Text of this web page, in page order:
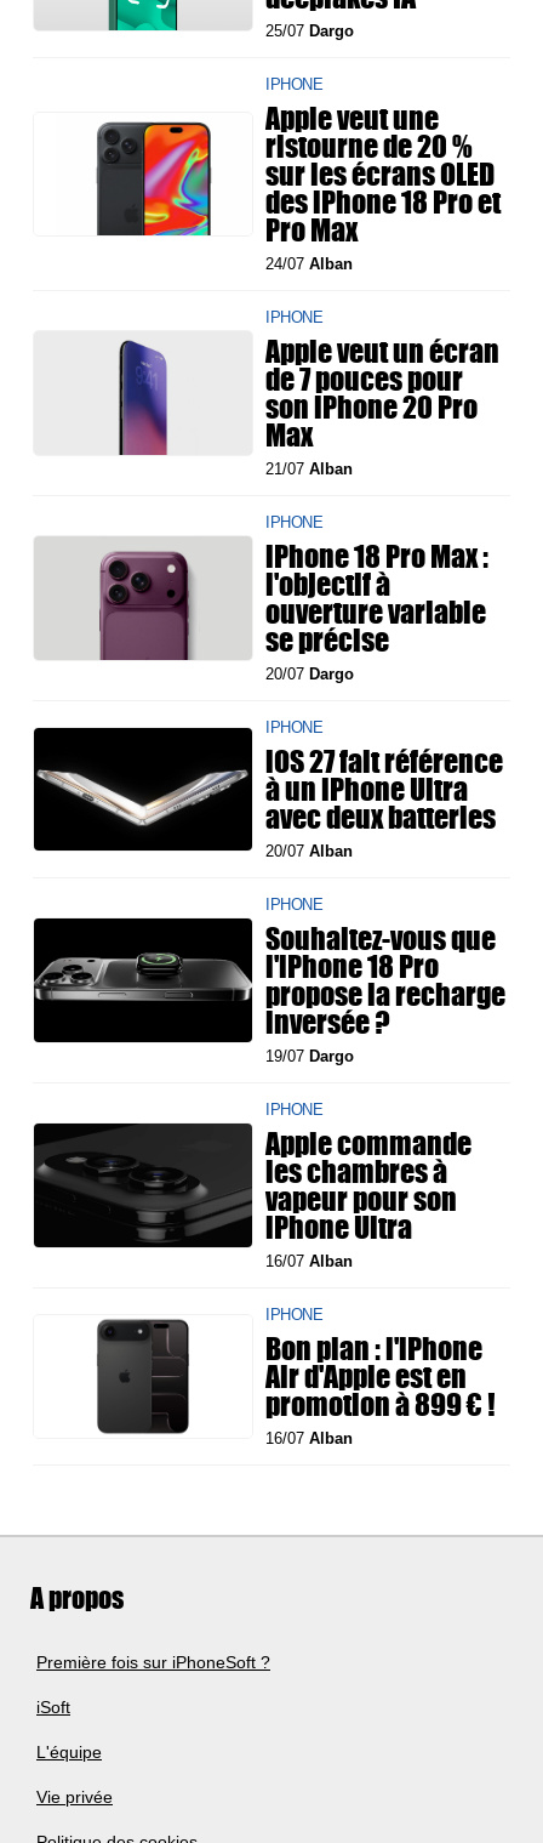
25/07 Dargo
IPHONE
Apple veut une
ristourne de 20 %
sur les écrans OLED
des iPhone 18 Pro et
Pro Max
24/07Alban
IPHONE
Apple veut un écran
de 7 pouces pour
son iPhone 20 Pro
Max
21/07Alban
IPHONE
iPhone 18 Pro Max :
l'objectif à
ouverture variable
se précise
20/07 Dargo
IPHONE
iOS 27 fait référence
à un iPhone Ultra
avec deux batteries
20/07Alban
IPHONE
Souhaitez-vous que
l'iPhone 18 Pro
propose la recharge
inversée ?
19/07 Dargo
IPHONE
Apple commande
les chambres à
vapeur pour son
iPhone Ultra
16/07Alban
IPHONE
Bon plan : l'iPhone
Air d'Apple est en
promotion à 899 € !
16/07Alban
A propos
Première fois sur iPhoneSoft ?
iSoft
L'équipe
Vie privée